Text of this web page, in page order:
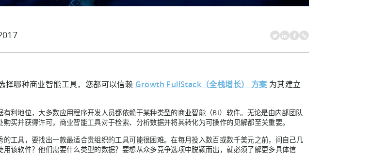
择哪种商业智能工具，您都可以信赖 Growth FullStack（全栈增长） 方案 为其建立
有利地位，大多数应用程序开发人员都依赖于某种类型的商业智能（BI）软件。无论是由内部团队
买并获得许可，商业智能工具对于检索、分析数据并将其转化为可操作的见解都至关重要。
的工具，要找出一款最适合贵组织的工具可能很困难。在每月投入数百或数千美元之前，问自己几
用该软件？他们需要什么类型的数据？要想从众多竞争选项中脱颖而出，就必须了解更多具体信